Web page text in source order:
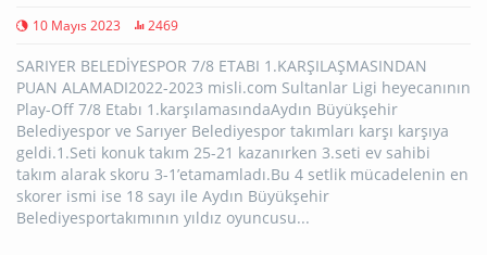
10 Mayıs 2023 2469
SARIYER BELEDİYESPOR 7/8 ETABI 1.KARŞILAŞMASINDAN
PUAN ALAMADI2022-2023 misli.com Sultanlar Ligi heyecanının
Play-Off 7/8 Etabı 1.karşılamasındaAydın Büyükşehir
Belediyespor ve Sarıyer Belediyespor takımları karşı karşıya
geldi.1.Seti konuk takım 25-21 kazanırken 3.seti ev sahibi
takım alarak skoru 3-1’etamamladı.Bu 4 setlik mücadelenin en
skorer ismi ise 18 sayı ile Aydın Büyükşehir
Belediyesportakımının yıldız oyuncusu...